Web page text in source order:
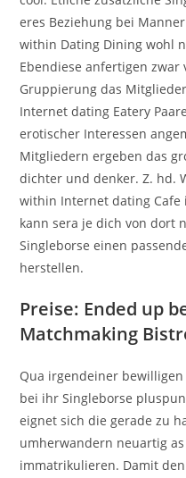
eres Beziehung bei
within Dating Dining wohl
Ebendiese anfertigen zwar
Gruppierung das
Internet dating Eatery
erotischer Interessen
Mitgliedern ergeben das
dichter und denker. Z. hd.
within Internet dating Cafe
kann sera je dich von dort
Singleborse einen
herstellen.
Preise: Ended up
Matchmaking
Qua irgendeiner
bei ihr Singleborse
eignet sich die gerade zu
umherwandern neuartig
immatrikulieren. Damit